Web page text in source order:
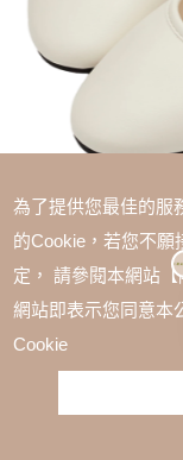
時髦慵懶．極柔
為了提供您最佳的服
的Cookie，若您不願
定， 請參閱本網站
網站即表示您同意本
Cookie